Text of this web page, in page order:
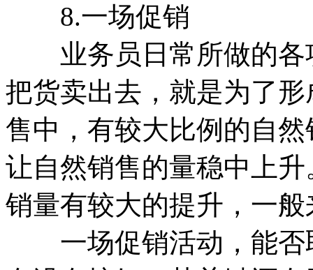
8.一场促销
业务员日常所做的各
把货卖出去，就是为了
售中，有较大比例的自
让自然销售的量稳中上
销量有较大的提升，一
一场促销活动，能否